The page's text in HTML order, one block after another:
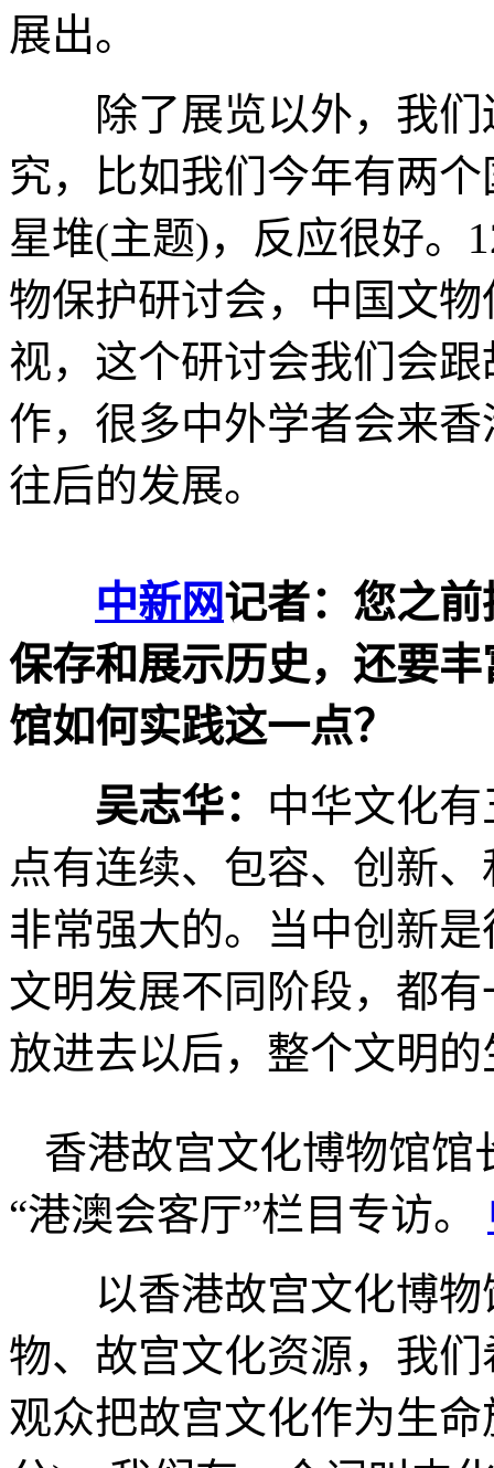
展出。
除了展览以外，我们
究，比如我们今年有两
星堆(主题)，反应很好。
物保护研讨会，中国文
视，这个研讨会我们会
作，很多中外学者会来
往后的发展。
中新网记者：您之
保存和展示历史，还要
馆如何实践这一点？
吴志华： 中华文化
点有连续、包容、创新
非常强大的。当中创新
文明发展不同阶段，都
放进去以后，整个文明
香港故宫文化博物馆馆
“港澳会客厅”栏目专访。
以香港故宫文化博物
物、故宫文化资源，我
观众把故宫文化作为生